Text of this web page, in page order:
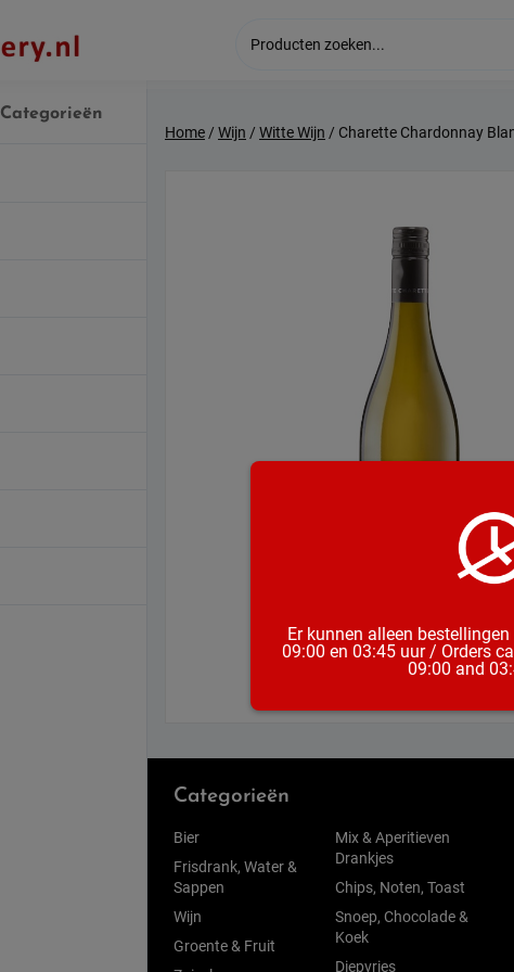
Categorieën
Home/ Wijn / Witte Wijn / Charette Chardonnay
Categorieën
Bier
Frisdrank, Water &
Sappen
Wijn
Groente & Fruit
Mix & Aperitieven
Drankjes
Chips, Noten, Toast
Snoep, Chocolade &
Koek
Diepvries
Er kunnen alleen
09:00 en 03:45 uur / Orders
09:00 and